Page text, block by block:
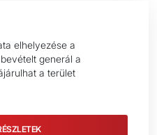
elhelyezése a
generál a
a terület